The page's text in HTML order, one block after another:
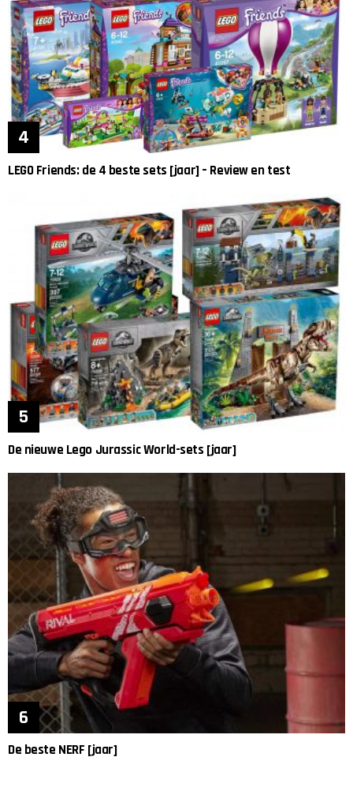
LEGO Friends: de 4 beste sets [jaar] – Review en test
De nieuwe Lego Jurassic World-sets [jaar]
De beste NERF [jaar]